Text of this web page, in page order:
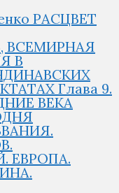
РАСЦВЕТ
ВСЕМИРНАЯ
В
Глава 9.
ВЕКА
ЕВРОПА.